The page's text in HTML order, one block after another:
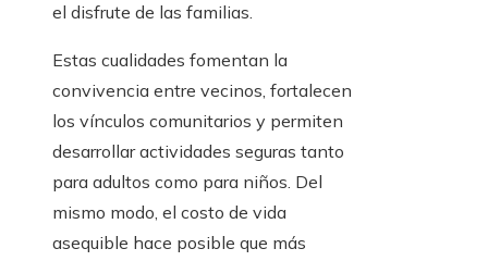
el disfrute de las familias.
Estas cualidades fomentan la
convivencia entre vecinos, fortalecen
los vínculos comunitarios y permiten
desarrollar actividades seguras tanto
para adultos como para niños. Del
mismo modo, el costo de vida
asequible hace posible que más